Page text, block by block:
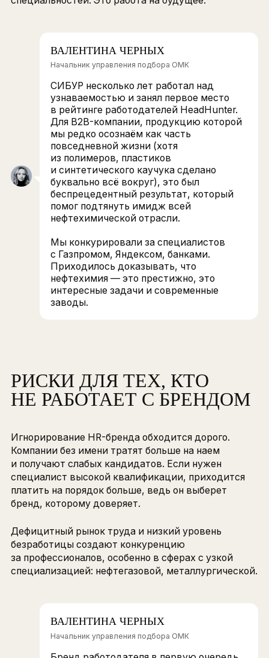
привлекательными для кандидатов.
КАК ПОВЫШАТЬ
ПРИВЛЕКАТЕЛЬНОСТЬ
ОТРАСЛИ
Иногда работодатели объединяются.
проводят кейс-чемпионаты для инженерных
специальностей. Это работа на будущее.
ВАЛЕНТИНА ЧЕРНЫХ
Начальник управления подбора ОМК
СИБУР несколько лет работал над
из полимеров, пластиков
и синтетического каучука сделано
буквально всё вокруг), это был
помог подтянуть имидж всей
нефтехимической отрасли.
Мы конкурировали за специалистов
с Газпромом, Яндексом, банками.
Приходилось доказывать, что
интересные задачи и современные
заводы.
РИСКИ ДЛЯ ТЕХ, КТО